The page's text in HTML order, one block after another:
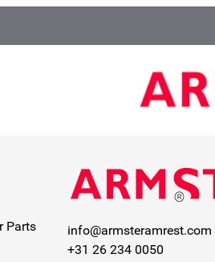
Parts
info@armsteramrest.com
+31 26 234 0050